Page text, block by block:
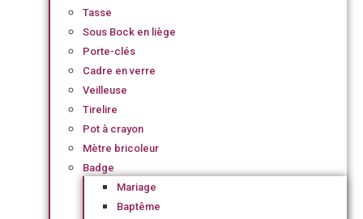
Tasse
Sous Bock en liège
Porte-clés
Cadre en verre
Veilleuse
Tirelire
Pot à crayon
Mètre bricoleur
Badge
Mariage
Baptême